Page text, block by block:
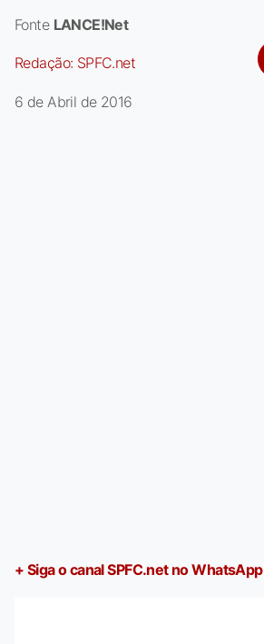
Fonte LANCE!Net
Redação: SPFC.net
6 de Abril de 2016
+ Siga o canal SPFC.net no WhatsApp